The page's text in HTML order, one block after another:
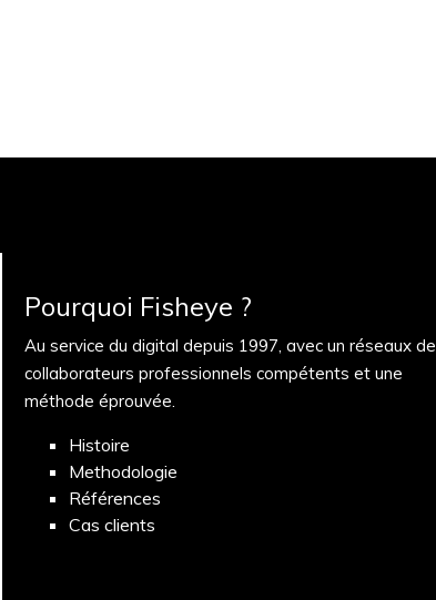
Pourquoi Fisheye ?
Au service du digital depuis 1997, avec un réseaux de
collaborateurs professionnels compétents et une
méthode éprouvée.
Histoire
Methodologie
Références
Cas clients